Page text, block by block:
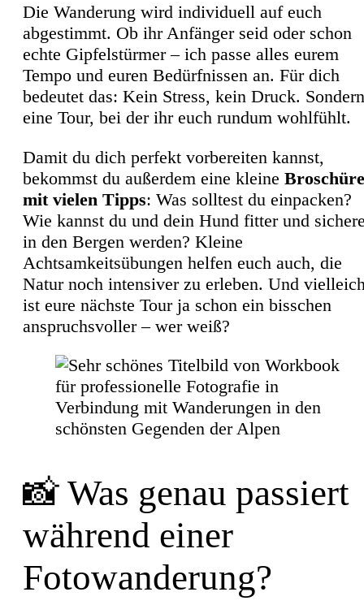
Die Wanderung wird individuell auf euch
abgestimmt. Ob ihr Anfänger seid oder schon
echte Gipfelstürmer – ich passe alles eurem
Tempo und euren Bedürfnissen an. Für dich
bedeutet das: Kein Stress, kein Druck. Sondern
eine Tour, bei der ihr euch rundum wohlfühlt.
Damit du dich perfekt vorbereiten kannst,
bekommst du außerdem eine kleine Broschüre
mit vielen Tipps: Was solltest du einpacken?
Wie kannst du und dein Hund fitter und
in den Bergen werden? Kleine
Achtsamkeitsübungen helfen euch auch, die
Natur noch intensiver zu erleben. Und
ist eure nächste Tour ja schon ein bisschen
anspruchsvoller – wer weiß?
📸 Was genau passiert
während einer
Fotowanderung?